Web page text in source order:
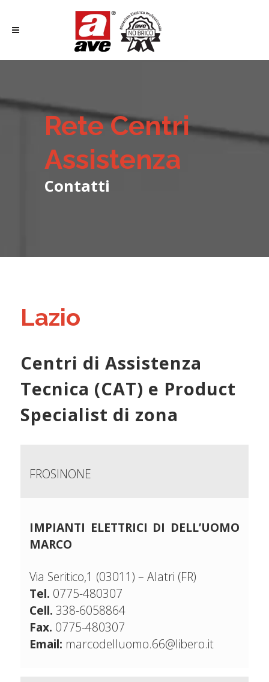
Rete Centri
Assistenza
Contatti
Lazio
Centri di Assistenza
Tecnica (CAT) e Product
Specialist di zona
FROSINONE
IMPIANTI ELETTRICI DI DELL’UOMO
MARCO
Via Seritico,1 (03011) – Alatri (FR)
Tel. 0775-480307
Cell. 338-6058864
Fax. 0775-480307
Email: marcodelluomo.66@libero.it